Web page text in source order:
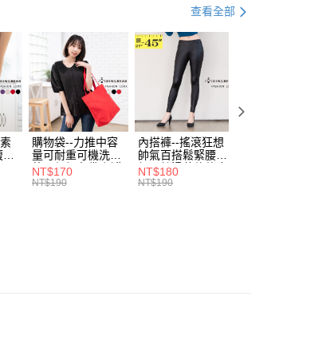
電信帳單，「大哥付你分期」於每月結算日後寄送繳費提
帳單後，可選擇「超商條碼／台灣大直營門市／銀行轉
MONEY」等通路繳費。
灣大哥大股份有限公司」（以下簡稱本公司）所提供，讓
透過本服務購買商品或服務，並由商店將買賣／分期付
與本公司後，依約使用本公司帳單繳交帳款。
「大哥付你分期」之契約關係目的，商店將以您的個人
電話或地址）提供予台灣大哥大進項蒐集、處理及利
本人進行分期帳單所需資料之確認、核對及更正。
款，請詳閱以下連結：
https://oppay.tw/userRule
擇「AFTEE先享後付」後，將跳轉至「AFTEE先享後
行簡訊認證並確認金額後，即可完成結帳。
內，您將收到繳費通知簡訊。
簡訊後14天內，點擊此簡訊中的連結，可透過四大超商
／等多元方式進行付款，方視為交易完成。
續完成當下不需立刻繳費，但若您需要取消訂單，請聯
。未經商家同意取消之訂單仍視為有效，需透過AFTEE
費用。
以「AFTEE先享後付 」之結帳頁面顯示為準，若有關於
費後需取消欲退款等相關疑問，請聯繫「AFTEE先享後
https://netprotections.freshdesk.com/support/home
含以上)免運費
NT$699(含以上)免運費
含以上)免運費
含以上)免運費
碼 最大尺碼．6L
碼 最大尺碼．5L
碼 最大尺碼．4L
碼 最大尺碼．3L
OL 日常穿搭
查看全部
提
購物袋--力推中容
量可耐重可機洗烘
乾環保帆布袋/側背
包(黑.紅.米F)-
NT$170
NT$190
內搭褲--搖滾狂想
帥氣百搭鬆緊腰頭
超彈絲滑薄款仿皮
褲(黑XL-6L)-R179
NT$180
NT$190